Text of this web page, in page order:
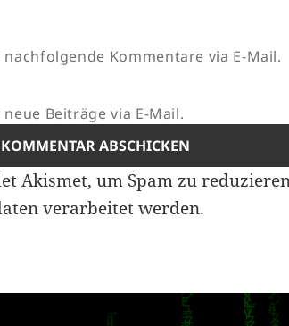
Kommentare via E-Mail.
Beiträge via E-Mail.
Akismet, um Spam zu
verarbeitet werden.